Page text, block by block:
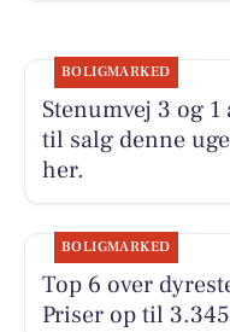
BOLIGMARKED
Stenumvej 3 og
til salg denne
her.
BOLIGMARKED
Top 6 over
Priser op til